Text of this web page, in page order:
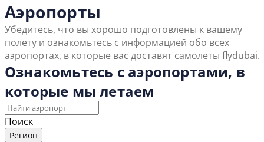
Аэропорты
Убедитесь, что вы хорошо подготовлены к вашему
полету и ознакомьтесь с информацией обо всех
аэропортах, в которые вас доставят самолеты flydubai.
Ознакомьтесь с аэропортами, в
которые мы летаем
Поиск
Регион